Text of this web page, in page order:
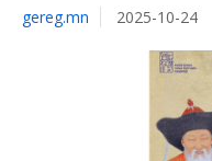
gereg.mn 2025-10-24